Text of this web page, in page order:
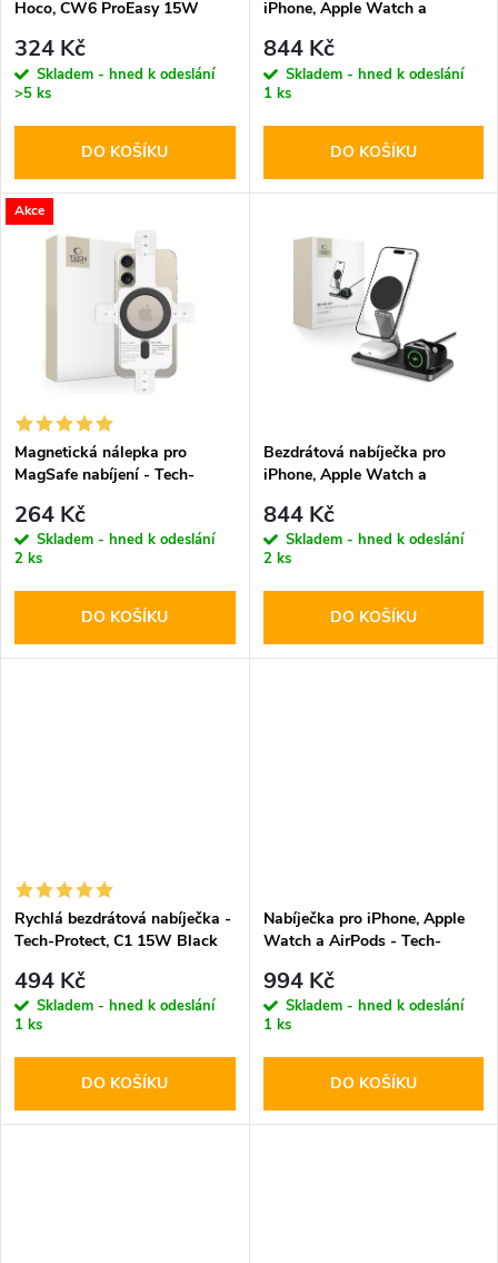
r
o
d
u
p
r
o
d
ů
Hoco, CW6 ProEasy 15W
324 Kč
Skladem - hned k odeslání
>5 ks
DO KOŠÍKU
iPhone, Apple Watch a
QI15W-A47 Wireless Charger
White
844 Kč
Skladem - hned k odeslání
1 ks
DO KOŠÍKU
Akce
Magnetická nálepka pro
MagSafe nabíjení - Tech-
Ring Black
264 Kč
Skladem - hned k odeslání
2 ks
DO KOŠÍKU
Bezdrátová nabíječka pro
iPhone, Apple Watch a
QI15W-A47 Wireless Charger
Black
844 Kč
Skladem - hned k odeslání
2 ks
DO KOŠÍKU
Rychlá bezdrátová nabíječka -
Tech-Protect, C1 15W Black
494 Kč
Skladem - hned k odeslání
1 ks
DO KOŠÍKU
Nabíječka pro iPhone, Apple
Watch a AirPods - Tech-
Wireless Charger White
994 Kč
Skladem - hned k odeslání
1 ks
DO KOŠÍKU